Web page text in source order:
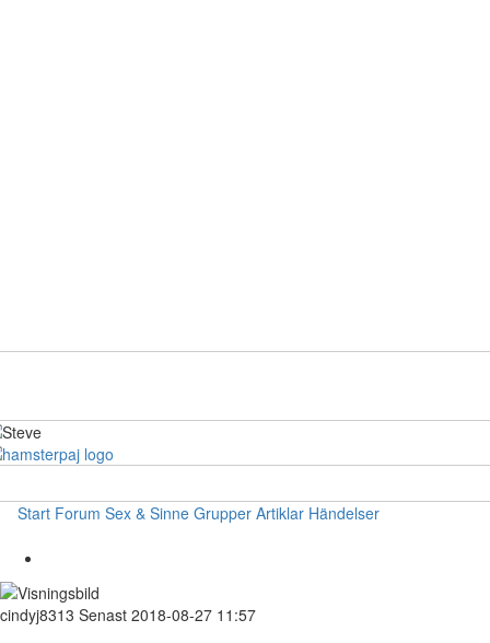
Start Forum Sex & Sinne Grupper Artiklar Händelser
cindyj8313 Senast 2018-08-27 11:57